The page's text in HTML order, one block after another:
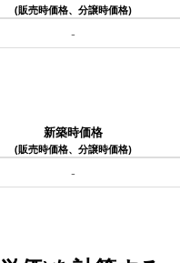
(販売時価格、分譲時価格)
-
新築時価格
(販売時価格、分譲時価格)
-